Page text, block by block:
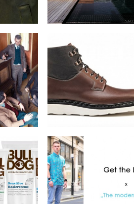
Keine Kommentare
Ateliers Heschung x
Fall/Winter 2012
Footwear Collection
byMEXon Sep 9, 2012
Keine Kommentare
x
Get The Look x The
modern 90′s
byMEX onSep 2, 2012